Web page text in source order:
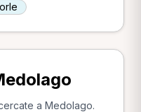
a Medolago.